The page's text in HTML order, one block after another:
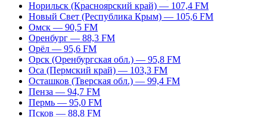
Норильск (Красноярский край) — 107,4 FM
Новый Свет (Республика Крым) — 105,6 FM
Омск — 90,5 FM
Оренбург — 88,3 FM
Орёл — 95,6 FM
Орск (Оренбургская обл.) — 95,8 FM
Оса (Пермский край) — 103,3 FM
Осташков (Тверская обл.) — 99,4 FM
Пенза — 94,7 FM
Пермь — 95,0 FM
Псков — 88,8 FM